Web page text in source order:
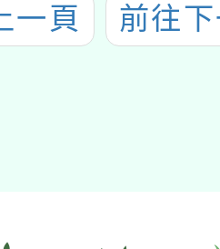
一頁 前往